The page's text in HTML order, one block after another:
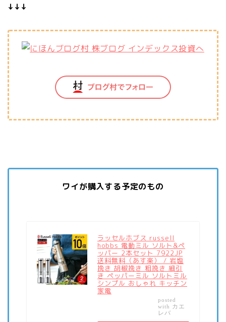
↓↓↓
ワイが購入する予定のもの
ラッセルホブス russell
hobbs 電動ミル ソルト&ペ
ッパー 2本セット 7922JP
送料無料（あす楽） / 岩塩
挽き 胡椒挽き 粗挽き 細引
き ペッパーミル ソルトミル
シンプル おしゃれ キッチン
家電
posted
with カエ
レバ